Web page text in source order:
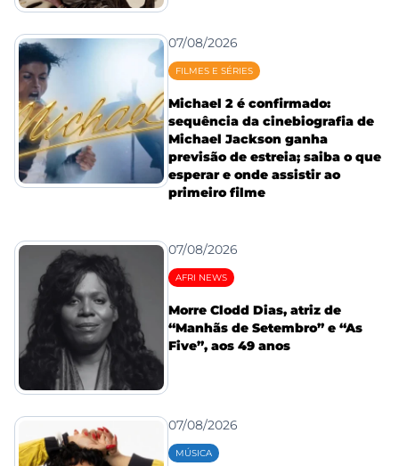
07/08/2026
FILMES E SÉRIES
Michael 2 é confirmado:
sequência da cinebiografia de
Michael Jackson ganha
previsão de estreia; saiba o que
esperar e onde assistir ao
primeiro filme
07/08/2026
AFRI NEWS
Morre Clodd Dias, atriz de
“Manhãs de Setembro” e “As
Five”, aos 49 anos
07/08/2026
MÚSICA